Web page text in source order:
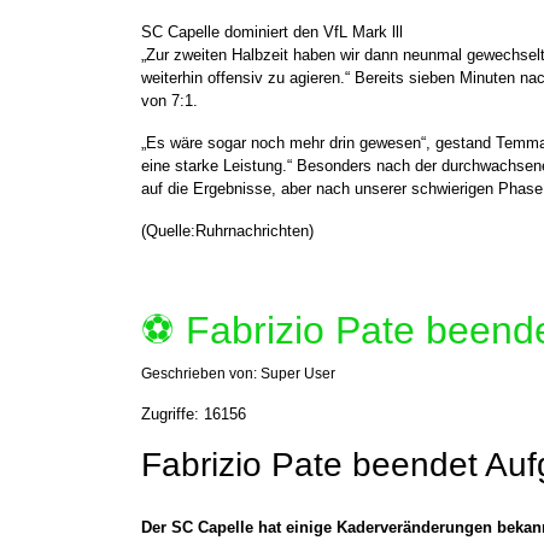
SC Capelle dominiert den VfL Mark lll
„Zur zweiten Halbzeit haben wir dann neunmal
weiterhin offensiv zu agieren.“ Bereits sieben Minuten
von 7:1.
„Es wäre sogar noch mehr drin gewesen“, gestand
eine starke Leistung.“ Besonders nach der
auf die Ergebnisse, aber nach unserer schwierigen
(Quelle:Ruhrnachrichten)
⚽️ Fabrizio Pate
Geschrieben von: Super User
Zugriffe: 16156
Fabrizio Pate beendet
Der SC Capelle hat einige Kaderveränderungen